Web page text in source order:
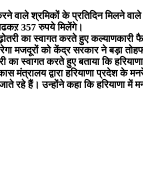
वाले श्रमिकों के प्रतिदिन मिलने
357 रुपये मिलेंगे।
का स्वागत करते हुए
मजदूरों को केंद्र सरकार ने बड़ा
का स्वागत करते हुए बताया कि
मंत्रालय द्वारा हरियाणा प्रदेश
रहे हैं। उन्होंने कहा कि हरियाणा